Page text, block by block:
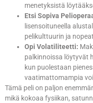
menetyksistä
Etsi Sopiva
lisensoituneella
pelikulttuurin ja
Opi Volatiliteetti:
palkinnoissa löytyvät
kun puolestaan
vaatimattomampia
Tämä peli on paljon
mikä kokoaa fysiikan,